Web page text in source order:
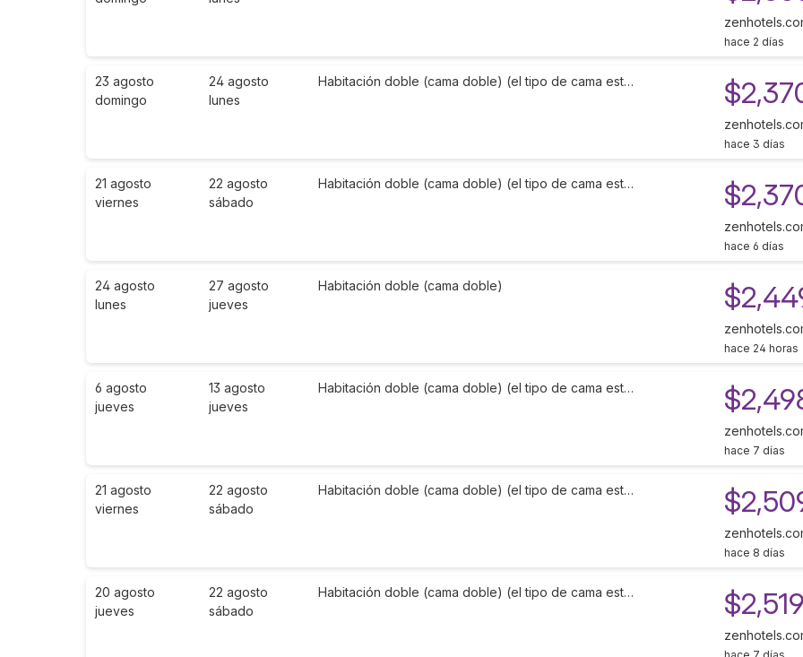
hace 2 días
23 agosto
domingo
24 agosto
lunes
Habitación doble (cama doble) (el tipo de cama est…
hace 3 días
21 agosto
viernes
22 agosto
sábado
Habitación doble (cama doble) (el tipo de cama est…
hace 6 días
24 agosto
lunes
27 agosto
jueves
Habitación doble (cama doble)
hace 24 horas
6 agosto
jueves
13 agosto
jueves
Habitación doble (cama doble) (el tipo de cama est…
hace 7 días
21 agosto
viernes
22 agosto
sábado
Habitación doble (cama doble) (el tipo de cama est…
hace 8 días
20 agosto
jueves
22 agosto
sábado
Habitación doble (cama doble) (el tipo de cama est… $2,519